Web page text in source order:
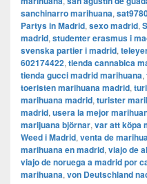
sanchinarro marihuana,
Partys in Madrid, sexo madrid,
madrid, studenter erasmus i
svenska partier i madrid,
602174422, tienda cannabica
tienda gucci madrid marihuana,
toeristen marihuana madrid,
marihuana madrid, turister
madrid, usera la mejor
marijuana björnar, var att köpa
Weed i Madrid, venta de
marihuana en madrid, viajo de
viajo de noruega a madrid por
marihuana, von Deutschland